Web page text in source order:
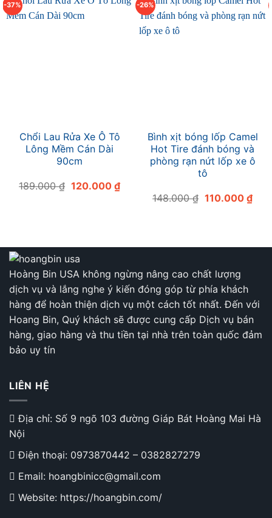
-37%
Chổi Lau Rửa Xe Ô Tô
Lông Mềm Cán Dài
90cm
189.000₫ Giá
120.000 ₫Giá
hiện
-26%
Bình xịt bóng lốp Camel
Hot Tire đánh bóng và
phòng rạn nứt lốp xe ô
tô
148.000₫ Giá
110.000 ₫Giá
hiện
Hoàng Bin USA không ngừng nâng cao chất lượng
dịch vụ và lắng nghe ý kiến đóng góp từ phía khách
hàng để hoàn thiện dịch vụ một cách tốt nhất. Đến với
Hoang Bin, Quý khách sẽ được cung cấp Dịch vụ bán
hàng, giao hàng và thu tiền tại nhà trên toàn quốc đảm
bảo uy tín
LIÊN HỆ
Địa chỉ: Số 9 ngõ 103 đường Giáp Bát Hoàng Mai Hà
Nội
Điện thoại: 0973870442 – 0382827279
Email: hoangbinicc@gmail.com
Website: https://hoangbin.com/